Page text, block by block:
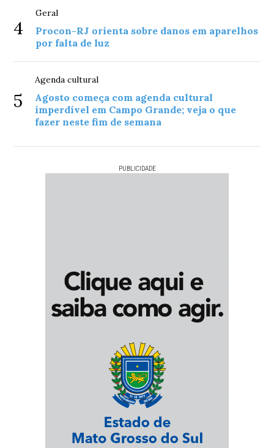
4
Geral
Procon-RJ orienta sobre danos em aparelhos
por falta de luz
5
Agenda cultural
Agosto começa com agenda cultural
imperdível em Campo Grande; veja o que
fazer neste fim de semana
PUBLICIDADE